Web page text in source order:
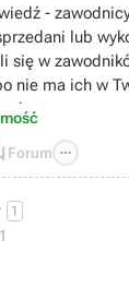
-
lub
się w
nie ma ich w
Forum 
1